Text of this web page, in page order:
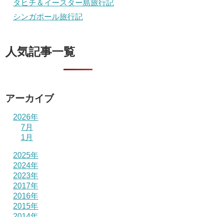
タヒチ＆イースター島旅行記
シンガポール旅行記
人気記事一覧
アーカイブ
2026年
7月
1月
2025年
2024年
2023年
2017年
2016年
2015年